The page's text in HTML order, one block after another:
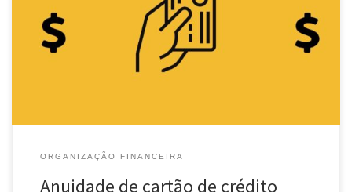
por isso? Vale a pena? Vamos dar uma olhada no que é isso. O
que é a anuidade? Anuidade é uma taxa que as instituições
financeiras podem cobrar dos seus clientes que possuam cartão
de crédito. Tal […]
ORGANIZAÇÃO FINANCEIRA
Anuidade de cartão de crédito